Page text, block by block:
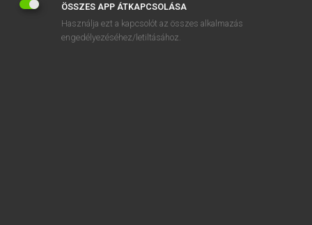
MICROSOFT OFFICE BŐVÍTMÉNY
BEÉPÜLŐ SZÓTÁRMODUL
ÖSSZES APP ÁTKAPCSOLÁSA
Használja ezt a kapcsolót az összes alkalmazás
engedélyezéséhez/letiltásához.